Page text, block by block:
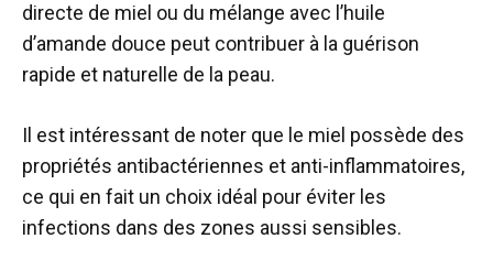
directe de miel ou du mélange avec l’huile
d’amande douce peut contribuer à la guérison
rapide et naturelle de la peau.
Il est intéressant de noter que le miel possède des
propriétés antibactériennes et anti-inflammatoires,
ce qui en fait un choix idéal pour éviter les
infections dans des zones aussi sensibles.